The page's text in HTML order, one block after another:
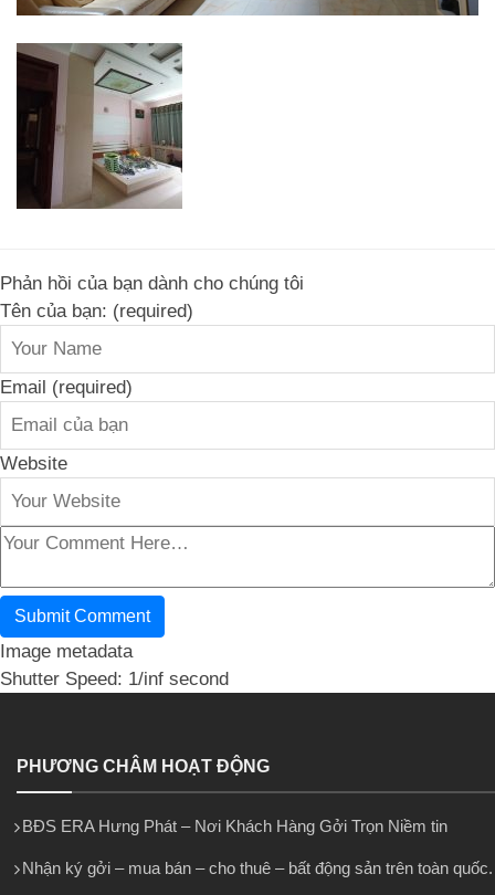
Phản hồi của bạn dành cho chúng tôi
Tên của bạn: (required)
Email (required)
Website
Image metadata
Shutter Speed: 1/inf second
PHƯƠNG CHÂM HOẠT ĐỘNG
BĐS ERA Hưng Phát – Nơi Khách Hàng Gởi Trọn Niềm tin
Nhận ký gởi – mua bán – cho thuê – bất động sản trên toàn quốc.